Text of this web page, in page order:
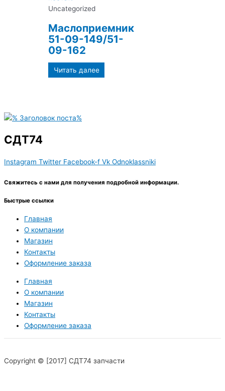
Uncategorized
Маслоприемник
51-09-149/51-
09-162
Читать далее
СДТ74
Instagram Twitter Facebook-f Vk Odnoklassniki
Свяжитесь с нами для получения подробной информации.
Быстрые ссылки
Главная
О компании
Магазин
Контакты
Оформление заказа
Главная
О компании
Магазин
Контакты
Оформление заказа
Copyright © [2017] СДТ74 запчасти